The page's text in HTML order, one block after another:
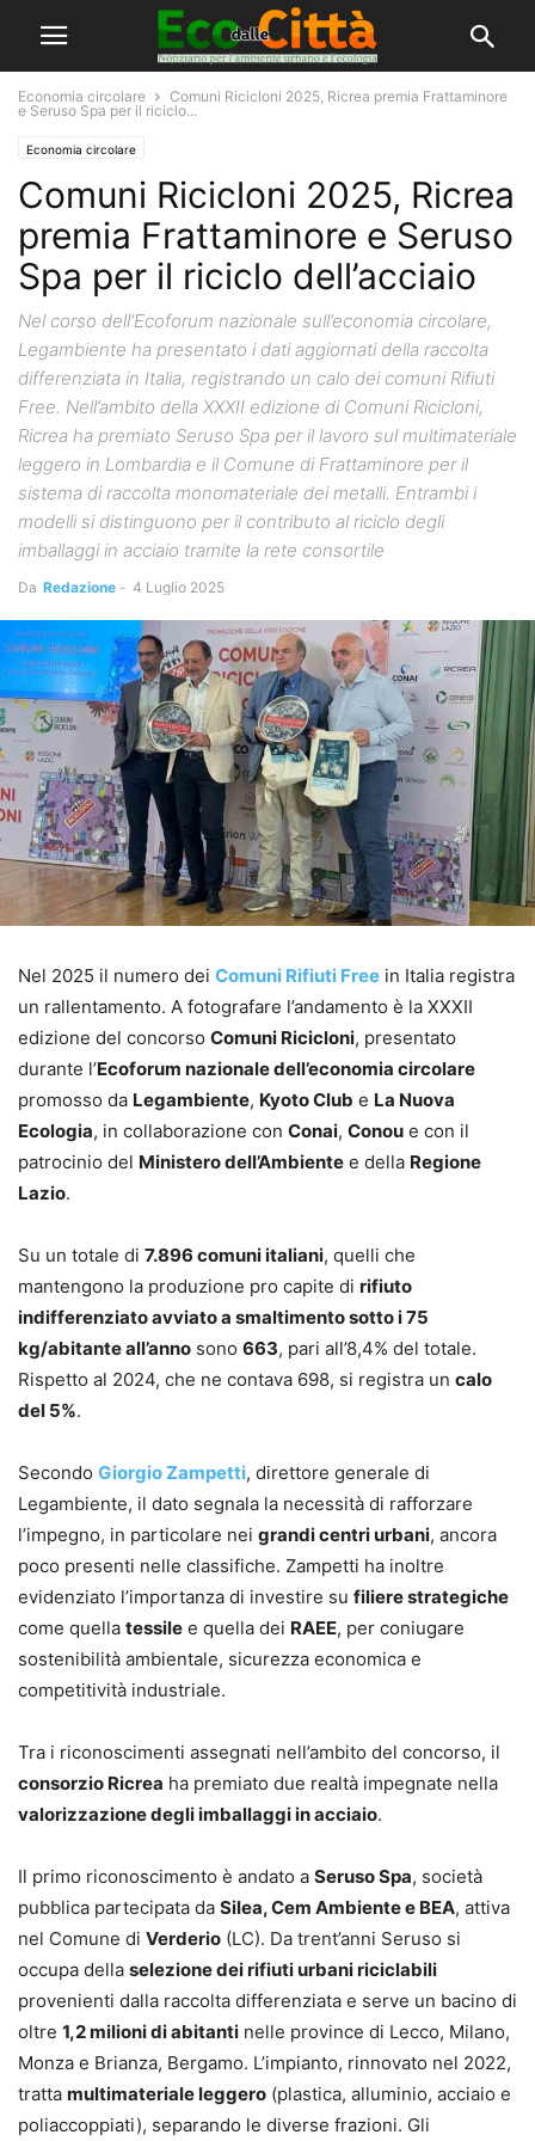
Economia circolare
Comuni Ricicloni 2025, Ricrea premia Frattaminore
e Seruso Spa per il riciclo...
Economia circolare
Comuni Ricicloni 2025, Ricrea
premia Frattaminore e Seruso
Spa per il riciclo dell’acciaio
Nel corso dell’Ecoforum nazionale sull’economia circolare,
Legambiente ha presentato i dati aggiornati della raccolta
differenziata in Italia, registrando un calo dei comuni Rifiuti
Free. Nell’ambito della XXXII edizione di Comuni Ricicloni,
Ricrea ha premiato Seruso Spa per il lavoro sul multimateriale
leggero in Lombardia e il Comune di Frattaminore per il
sistema di raccolta monomateriale dei metalli. Entrambi i
modelli si distinguono per il contributo al riciclo degli
imballaggi in acciaio tramite la rete consortile
Da Redazione - 4 Luglio 2025
Nel 2025 il numero dei Comuni Rifiuti Free in Italia registra
un rallentamento. A fotografare l’andamento è la XXXII
edizione del concorso Comuni Ricicloni, presentato
durante l’Ecoforum nazionale dell’economia circolare
promosso da Legambiente, Kyoto Club e La Nuova
Ecologia, in collaborazione con Conai, Conou e con il
patrocinio del Ministero dell’Ambiente e della Regione
Lazio.
Su un totale di 7.896 comuni italiani, quelli che
mantengono la produzione pro capite di rifiuto
indifferenziato avviato a smaltimento sotto i 75
kg/abitante all’anno sono 663, pari all’8,4% del totale.
Rispetto al 2024, che ne contava 698, si registra un calo
del 5%.
Secondo Giorgio Zampetti, direttore generale di
Legambiente, il dato segnala la necessità di rafforzare
l’impegno, in particolare nei grandi centri urbani, ancora
poco presenti nelle classifiche. Zampetti ha inoltre
evidenziato l’importanza di investire su filiere strategiche
come quella tessile e quella dei RAEE, per coniugare
sostenibilità ambientale, sicurezza economica e
competitività industriale.
Tra i riconoscimenti assegnati nell’ambito del concorso, il
consorzio Ricrea ha premiato due realtà impegnate nella
valorizzazione degli imballaggi in acciaio.
Il primo riconoscimento è andato a Seruso Spa, società
pubblica partecipata da Silea, Cem Ambiente e BEA, attiva
nel Comune di Verderio (LC). Da trent’anni Seruso si
occupa della selezione dei rifiuti urbani riciclabili
provenienti dalla raccolta differenziata e serve un bacino di
oltre 1,2 milioni di abitanti nelle province di Lecco, Milano,
Monza e Brianza, Bergamo. L’impianto, rinnovato nel 2022,
tratta multimateriale leggero (plastica, alluminio, acciaio e
poliaccoppiati), separando le diverse frazioni. Gli